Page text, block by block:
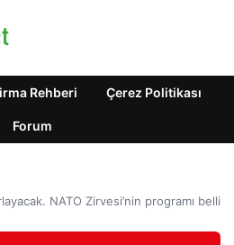
Rehberi Çerez Politikası
Forum
NATO Zirvesi’nin programı belli